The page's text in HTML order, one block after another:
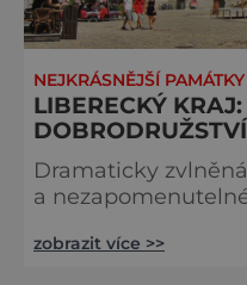
NEJKRÁSNĚJŠÍ PAMÁTKY
LIBERECKÝ
Dramaticky
a
procházkám v
zobrazit více >>